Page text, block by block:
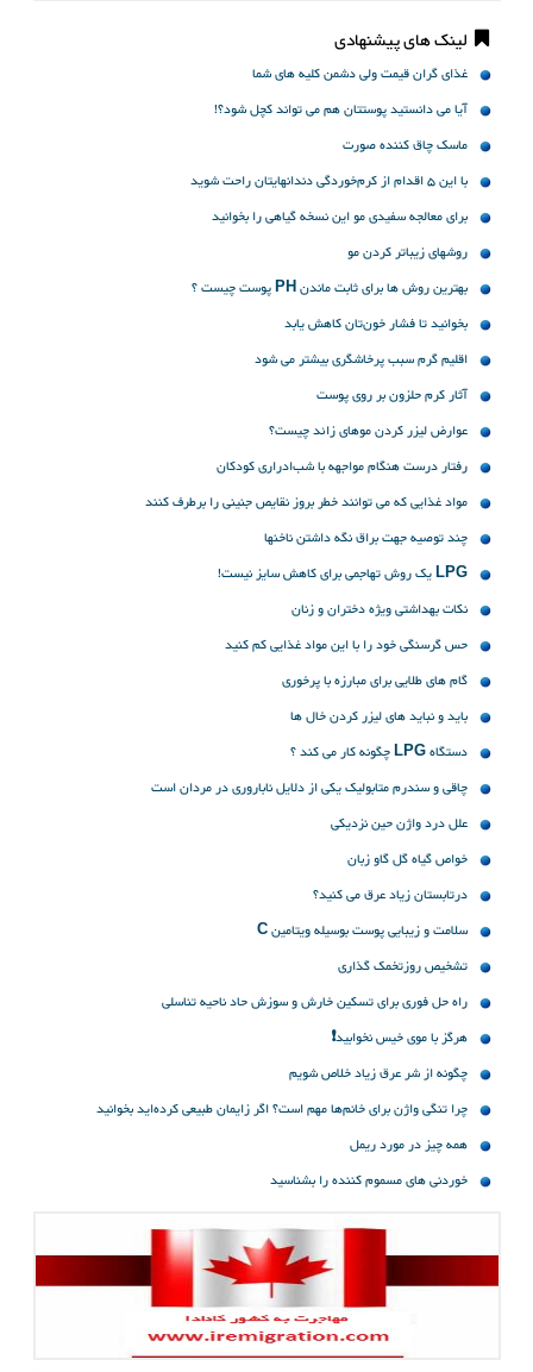
لینک های پیشنهادی
غذای گران قیمت ولی دشمن کلیه های شما
آیا می دانستید پوستتان هم می تواند کچل شود؟!
ماسک چاق کننده صورت
با این 5 اقدام از کرم‌خوردگی دندانهایتان راحت شوید
برای معالجه سفیدی مو این نسخه گیاهی را بخوانید
روشهای زیباتر کردن مو
بهترین روش ها برای ثابت ماندن PH پوست چیست ؟
بخوانید تا فشار خون‌تان کاهش یابد
اقلیم گرم سبب پرخاشگری بیشتر می شود
آثار کرم حلزون بر روی پوست
عوارض لیزر کردن موهای زائد چیست؟
رفتار درست هنگام مواجهه با شب‌ادراری کودکان
مواد غذایی که می توانند خطر بروز نقایص جنینی را برطرف کنند
چند توصیه جهت براق نگه داشتن ناخنها
LPG یک روش تهاجمی برای کاهش سایز نیست!
نکات بهداشتی ویژه دختران و زنان
حس گرسنگی خود را با این مواد غذایی کم کنید
گام های طلایی برای مبارزه با پرخوری
باید و نباید های لیزر کردن خال ها
دستگاه LPG چگونه کار می کند ؟
چاقی و سندرم متابولیک یکی از دلایل ناباروری در مردان است
علل درد واژن حین نزدیکی
خواص گیاه گل گاو زبان
درتابستان زیاد عرق می کنید؟
سلامت و زیبایی پوست بوسیله ویتامین C
تشخیص روزتخمک گذاری
راه حل فوری برای تسکین خارش و سوزش حاد ناحیه تناسلی
هرگز با موی خیس نخوابید❗
چگونه از شر عرق زیاد خلاص شویم
چرا تنگی واژن برای خانم‌ها مهم است؟ اگر زایمان طبیعی کرده‌اید بخوانید
همه چیز در مورد ریمل
خوردنی های مسموم کننده را بشناسید